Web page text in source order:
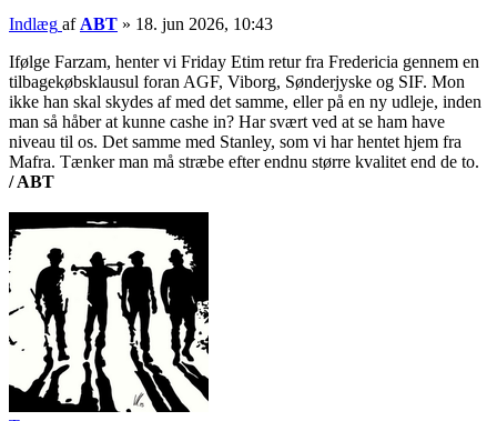
Indlæg af ABT » 18. jun 2026, 10:43
Ifølge Farzam, henter vi Friday Etim retur fra Fredericia gennem en
tilbagekøbsklausul foran AGF, Viborg, Sønderjyske og SIF. Mon
ikke han skal skydes af med det samme, eller på en ny udleje, inden
man så håber at kunne cashe in? Har svært ved at se ham have
niveau til os. Det samme med Stanley, som vi har hentet hjem fra
Mafra. Tænker man må stræbe efter endnu større kvalitet end de to.
/ ABT